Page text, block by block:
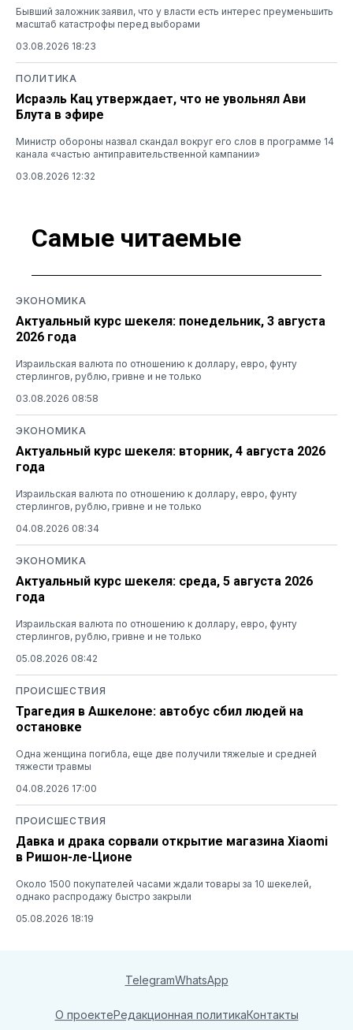
Бывший заложник заявил, что у власти есть интерес преуменьшить
масштаб катастрофы перед выборами
03.08.2026 18:23
ПОЛИТИКА
Исраэль Кац утверждает, что не увольнял Ави
Блута в эфире
Министр обороны назвал скандал вокруг его слов в программе 14
канала «частью антиправительственной кампании»
03.08.2026 12:32
Самые читаемые
ЭКОНОМИКА
Актуальный курс шекеля: понедельник, 3 августа
2026 года
Израильская валюта по отношению к доллару, евро, фунту
стерлингов, рублю, гривне и не только
03.08.2026 08:58
ЭКОНОМИКА
Актуальный курс шекеля: вторник, 4 августа 2026
года
Израильская валюта по отношению к доллару, евро, фунту
стерлингов, рублю, гривне и не только
04.08.2026 08:34
ЭКОНОМИКА
Актуальный курс шекеля: среда, 5 августа 2026
года
Израильская валюта по отношению к доллару, евро, фунту
стерлингов, рублю, гривне и не только
05.08.2026 08:42
ПРОИСШЕСТВИЯ
Трагедия в Ашкелоне: автобус сбил людей на
остановке
Одна женщина погибла, еще две получили тяжелые и средней
тяжести травмы
04.08.2026 17:00
ПРОИСШЕСТВИЯ
Давка и драка сорвали открытие магазина Xiaomi
в Ришон-ле-Ционе
Около 1500 покупателей часами ждали товары за 10 шекелей,
однако распродажу быстро закрыли
05.08.2026 18:19
TelegramWhatsApp
О проектеРедакционная политикаКонтакты